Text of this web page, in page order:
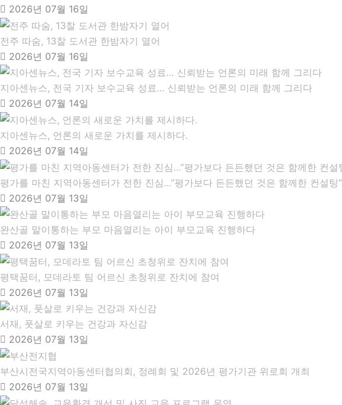
2026년 07월 16일
전주 따숨, 13찰 도서관 한밤자기 열어
2026년 07월 16일
지아센뉴스, 전국 기자 보수교육 성료… 신뢰받는 언론의 미래 함께 그리다
2026년 07월 14일
지아센뉴스, 언론의 새로운 가치를 제시하다.
2026년 07월 14일
평가를 마친 지역아동센터가 전한 진심…”평가보다 든든했던 것은 함께한 컨설팅”
2026년 07월 13일
완산골 말이통하는 부모 마음열리는 아이 부모교육 진행하다
2026년 07월 13일
평택꿈터, 모데라토 팀 어르신 초청위로 잔치에 참여
2026년 07월 13일
서재, 풋살로 키우는 건강과 자신감
2026년 07월 13일
부산시전국지역아동센터협의회, 정례회 및 2026년 평가기관 위로회 개최
2026년 07월 13일